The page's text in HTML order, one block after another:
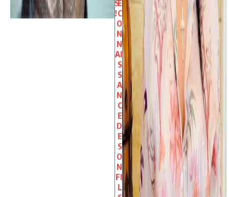
S
!
E
C
O
N
N
AI
S
S
A
N
C
E
D
E
S
O
N
FI
L